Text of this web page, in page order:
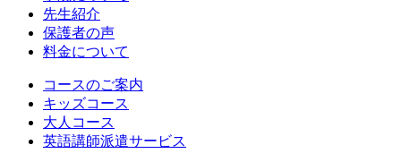
先生紹介
保護者の声
料金について
コースのご案内
キッズコース
大人コース
英語講師派遣サービス